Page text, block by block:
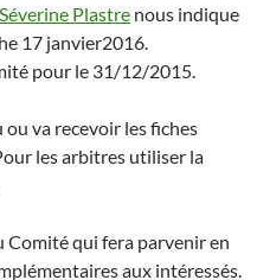
Séverine Plastre nous indique
17 janvier2016.
pour le 31/12/2015.
va recevoir les fiches
les arbitres utiliser la
Comité qui fera parvenir en
aux intéressés.